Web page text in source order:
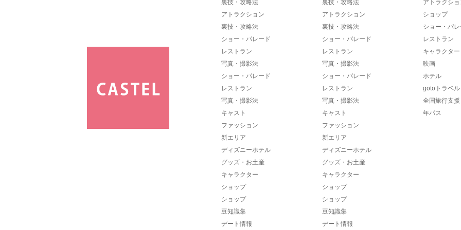
裏技・攻略法
アトラクション
裏技・攻略法
ショー・パレード
レストラン
写真・撮影法
ショー・パレード
レストラン
写真・撮影法
キャスト
ファッション
新エリア
ディズニーホテル
グッズ・お土産
キャラクター
ショップ
ショップ
豆知識集
デート情報
裏技・攻略法
アトラクション
裏技・攻略法
ショー・パレード
レストラン
写真・撮影法
ショー・パレード
レストラン
写真・撮影法
キャスト
ファッション
新エリア
ディズニーホテル
グッズ・お土産
キャラクター
ショップ
ショップ
豆知識集
デート情報
アトラクシ
ショップ
ショー・パ
レストラン
キャラクター
映画
ホテル
gotoトラベル
全国旅行支援
年パス